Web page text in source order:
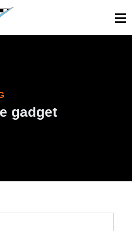
26 - Brescia
gadget